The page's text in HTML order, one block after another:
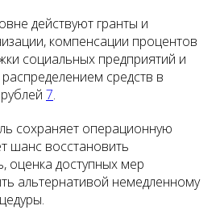
действуют гранты и
компенсации процентов
социальных предприятий и
средств в
7.
сохраняет операционную
шанс восстановить
оценка доступных мер
альтернативой немедленному